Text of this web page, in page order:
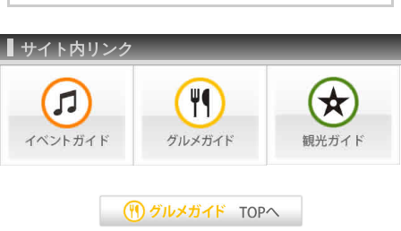
サイト内リンク